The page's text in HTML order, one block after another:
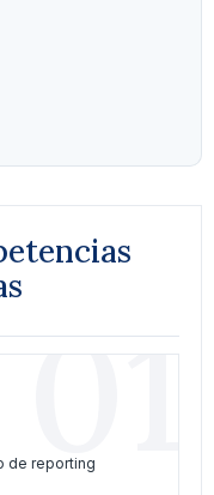
01
de reporting